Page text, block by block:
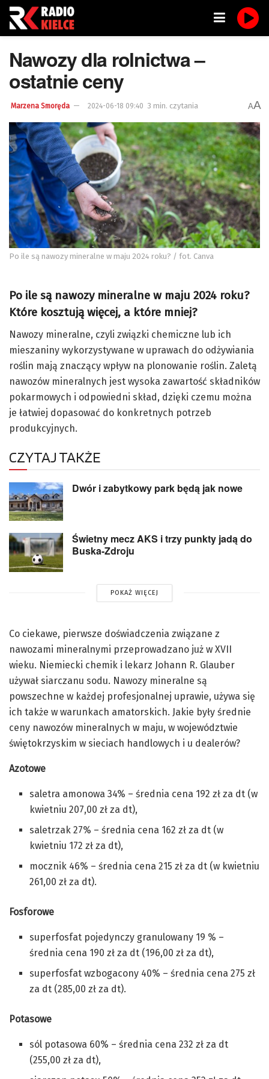
Nawozy dla rolnictwa –
ostatnie ceny
Marzena Smoręda 2024-06-18 09:40 3 min. czytania AA
Po ile są nawozy mineralne w maju 2024 roku? / fot. Canva
Po ile są nawozy mineralne w maju 2024 roku?
Które kosztują więcej, a które mniej?
Nawozy mineralne, czyli związki chemiczne lub ich
mieszaniny wykorzystywane w uprawach do odżywiania
roślin mają znaczący wpływ na plonowanie roślin. Zaletą
nawozów mineralnych jest wysoka zawartość składników
pokarmowych i odpowiedni skład, dzięki czemu można
je łatwiej dopasować do konkretnych potrzeb
produkcyjnych.
CZYTAJ TAKŻE
Dwór i zabytkowy park będą jak nowe
Świetny mecz AKS i trzy punkty jadą do
Buska-Zdroju
POKAŻ WIĘCEJ
Co ciekawe, pierwsze doświadczenia związane z
nawozami mineralnymi przeprowadzano już w XVII
wieku. Niemiecki chemik i lekarz Johann R. Glauber
używał siarczanu sodu. Nawozy mineralne są
powszechne w każdej profesjonalnej uprawie, używa się
ich także w warunkach amatorskich. Jakie były średnie
ceny nawozów mineralnych w maju, w województwie
świętokrzyskim w sieciach handlowych i u dealerów?
Azotowe
saletra amonowa 34% – średnia cena 192 zł za dt (w
kwietniu 207,00 zł za dt),
saletrzak 27% – średnia cena 162 zł za dt (w
kwietniu 172 zł za dt),
mocznik 46% – średnia cena 215 zł za dt (w kwietniu
261,00 zł za dt).
Fosforowe
superfosfat pojedynczy granulowany 19 % –
średnia cena 190 zł za dt (196,00 zł za dt),
superfosfat wzbogacony 40% – średnia cena 275 zł
za dt (285,00 zł za dt).
Potasowe
sól potasowa 60% – średnia cena 232 zł za dt
(255,00 zł za dt),